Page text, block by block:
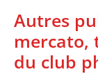
Autres
mercato,
du club